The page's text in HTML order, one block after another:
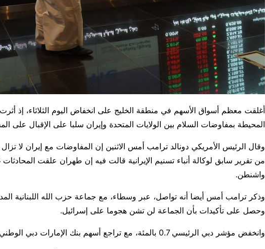
أغلقت معظم أسواق الأسهم في منطقة الخليج على انخفاض اليوم الثلاثاء، إذ أثرت
المحيطة بمفاوضات السلام بين الولايات المتحدة ​وإيران سلبا على الإقبال على
وقال الرئيس الأمريكي دونالد ترامب ‌أمس الاثنين إن المفاوضات مع إيران لا
من تقرير سابق لوكالة أنباء تسنيم الإيرانية قالت فيه إن طهران علقت
واشنطن.
وذكر ترامب أمس أيضا أنه تواصل، عبر وسطاء، مع جماعة حزب الله اللبنانية
وحصل على تأكيدات ⁠بأن الجماعة لن تشن هجوما على إسرائيل.
وانخفض مؤشر دبي الرئيسي 0.7 بالمئة، ​مع تراجع أسهم بنك الإمارات دبي الوطني 1.7 بالمئة.